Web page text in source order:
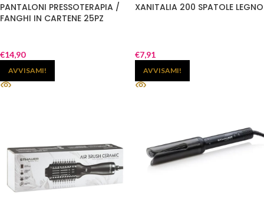
PANTALONI PRESSOTERAPIA /
FANGHI IN CARTENE 25PZ
€14,90
AVVISAMI!
XANITALIA 200 SPATOLE LEGNO
€7,91
AVVISAMI!